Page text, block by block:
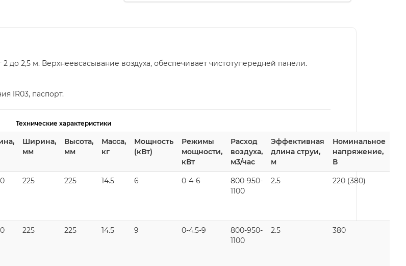
до 2,5 м. Верхнеевсасывание воздуха, обеспечивает чистотупередней панели.
IR03, паспорт.
Технические характеристики
Ширина,
мм
Высота,
мм
Масса,
кг
Мощность
(кВт)
Режимы
мощности,
кВт
Расход
воздуха,
м3/час
Эффективная
длина струи,
м
Номинальное
напряжение,
В
225 225 14.5 6 0-4-6
800-950-
1100
2.5 220 (380)
225 225 14.5 9 0-4.5-9
800-950-
1100
2.5 380